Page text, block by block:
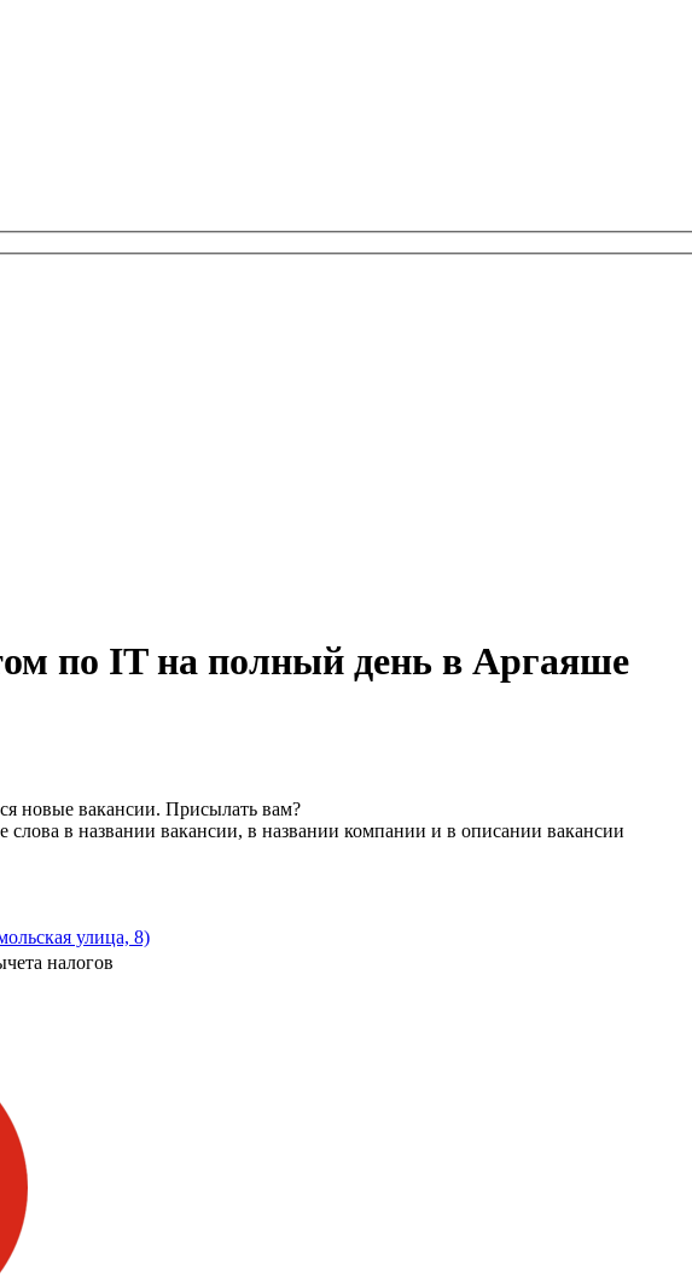
по IT на полный день в Аргаяше
новые вакансии. Присылать вам?
слова в названии вакансии, в названии компании и в описании вакансии
улица, 8)
налогов